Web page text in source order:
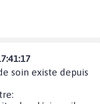
soin existe depuis